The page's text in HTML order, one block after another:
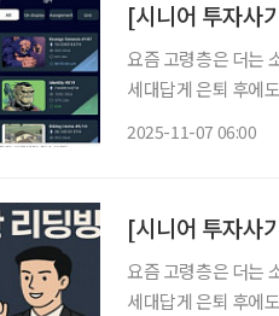
요즘 고령층은 더는
세대답게 은퇴 후에
2025-11-07 06:00
요즘 고령층은 더는
세대답게 은퇴 후에